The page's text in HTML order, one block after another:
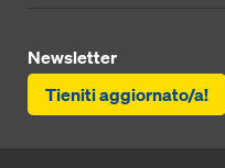
Newsletter
Tieniti aggiornato/a!